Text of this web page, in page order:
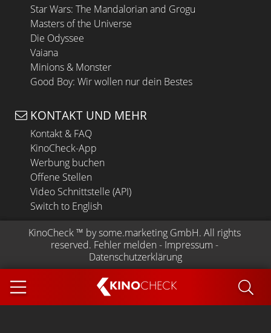
KINOCHECK
Star Wars: The Mandalorian and Grogu
Masters of the Universe
Die Odyssee
Vaiana
Minions & Monster
Good Boy: Wir wollen nur dein Bestes
KONTAKT UND MEHR
Kontakt & FAQ
KinoCheck-App
Werbung buchen
Offene Stellen
Video Schnittstelle (API)
Switch to English
KinoCheck ™ by some.marketing GmbH. All rights
reserved. Fehler melden - Impressum -
Datenschutzerklärung